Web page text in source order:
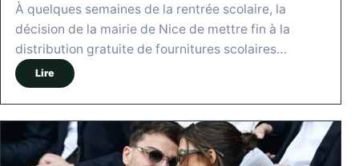
À quelques semaines de la rentrée scolaire, la
décision de la mairie de Nice de mettre fin à la
distribution gratuite de fournitures scolaires…
Lire